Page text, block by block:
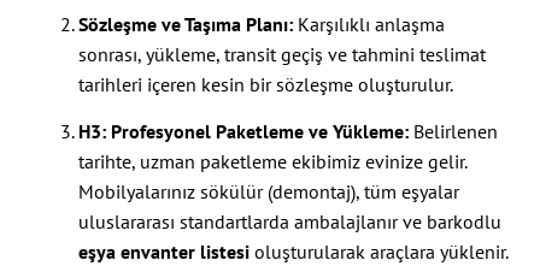
Sözleşme ve Taşıma Planı: Karşılıklı anlaşma
sonrası, yükleme, transit geçiş ve tahmini teslimat
tarihleri içeren kesin bir sözleşme oluşturulur.
H3: Profesyonel Paketleme ve Yükleme: Belirlenen
tarihte, uzman paketleme ekibimiz evinize gelir.
Mobilyalarınız sökülür (demontaj), tüm eşyalar
uluslararası standartlarda ambalajlanır ve barkodlu
eşya envanter listesi oluşturularak araçlara yüklenir.